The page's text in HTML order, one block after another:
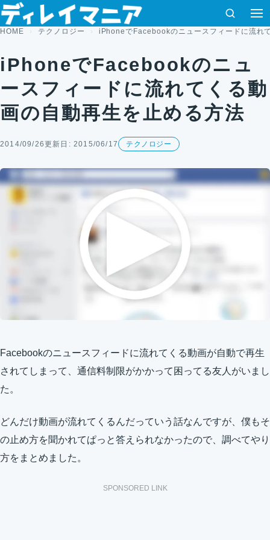
コンテンツへスキップ
検索
HOME テクノロジー iPhoneでFacebookのニュースフィードに流れ
iPhoneでFacebookのニュ
ースフィードに流れてくる動
画の自動再生を止める方法
2014/09/26更新日: 2015/06/17 テクノロジー
Facebookのニュースフィードに流れてくる動画が自動で再生
されてしまって、通信料制限がかかって困ってる友人がいまし
た。
どんだけ動画が流れてくるんだっていう話なんですが、僕もそ
の止め方を聞かれてぱっと答えられなかったので、調べてやり
方をまとめました。
SPONSORED LINK